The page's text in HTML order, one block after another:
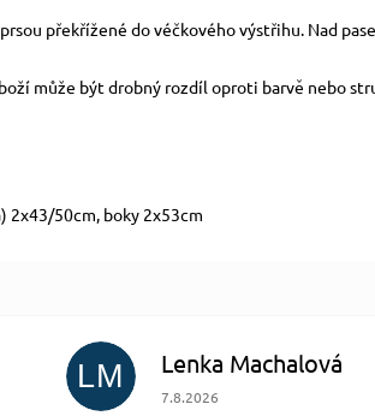
překřížené do véčkového výstřihu. Nad
může být drobný rozdíl oproti barvě nebo
2x43/50cm, boky 2x53cm
LM Lenka Machalová
Hodnocení obchodu je 5 z 5
7.8.2026